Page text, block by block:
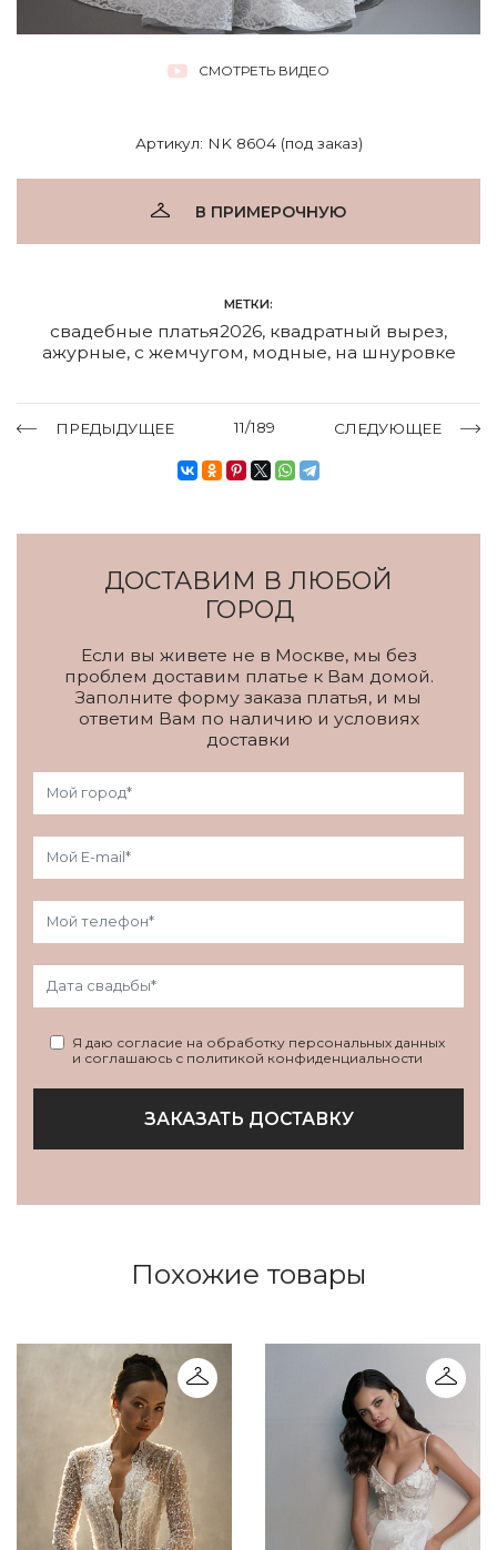
СМОТРЕТЬ ВИДЕО
Артикул: NK 8604 (под заказ)
В ПРИМЕРОЧНУЮ
МЕТКИ:
свадебные платья2026, квадратный вырез,
ажурные, с жемчугом, модные, на шнуровке
ПРЕДЫДУЩЕЕ 11/189 СЛЕДУЮЩЕЕ
ДОСТАВИМ В ЛЮБОЙ
ГОРОД
Если вы живете не в Москве, мы без
проблем доставим платье к Вам домой.
Заполните форму заказа платья, и мы
ответим Вам по наличию и условиях
доставки
Я даю согласие на обработку персональных данных
и соглашаюсь с политикой конфиденциальности
ЗАКАЗАТЬ ДОСТАВКУ
Похожие товары